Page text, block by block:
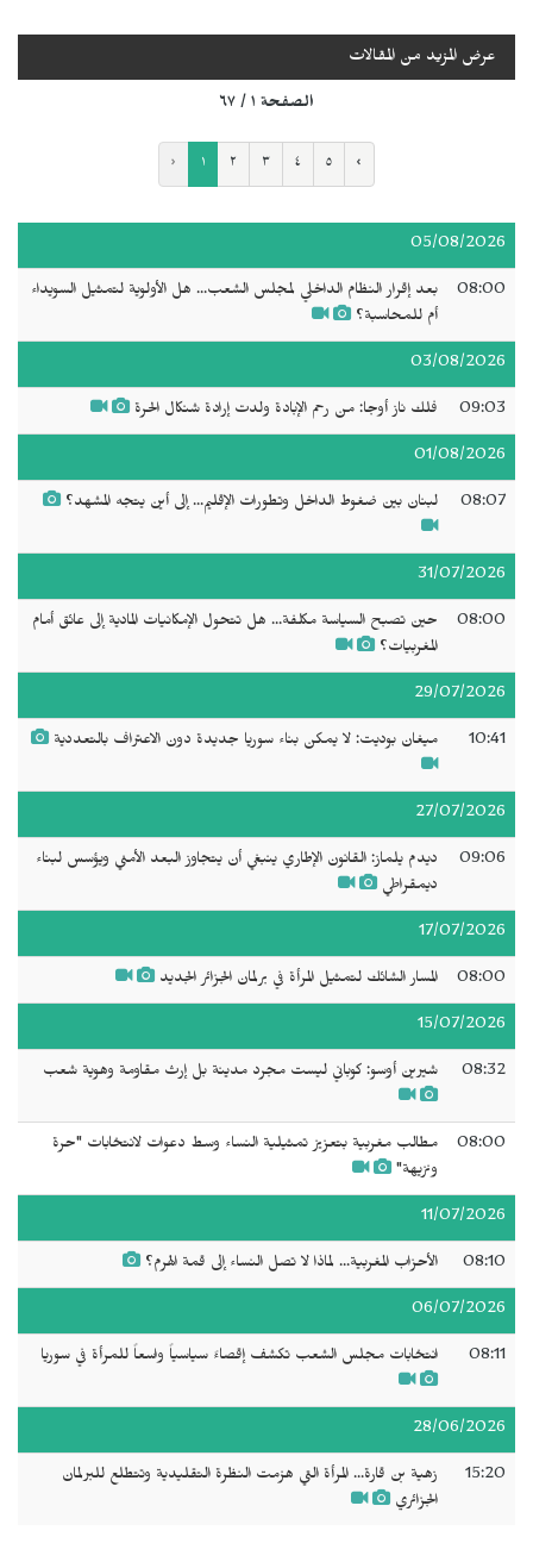
عرض المزيد من المقالات
الصفحة ١ / ٦٧
‹ ١ ٢ ٣ ٤ ٥ ›
05/08/2026
08:00
بعد إقرار النظام الداخلي لمجلس الشعب... هل الأولوية لتمثيل السويداء
أم للمحاسبة؟
03/08/2026
09:03 فلك ناز أوجا: من رحم الإبادة ولدت إرادة شنكال الحرة
01/08/2026
08:07 لبنان بين ضغوط الداخل وتطورات الإقليم... إلى أين يتجه المشهد؟
31/07/2026
08:00
حين تصبح السياسة مكلفة... هل تتحول الإمكانيات المادية إلى عائق أمام
المغربيات؟
29/07/2026
10:41 ميغان بوديت: لا يمكن بناء سوريا جديدة دون الاعتراف بالتعددية
27/07/2026
09:06
ديدم يلماز: القانون الإطاري ينبغي أن يتجاوز البعد الأمني ويؤسس لبناء
ديمقراطي
17/07/2026
08:00 المسار الشائك لتمثيل المرأة في برلمان الجزائر الجديد
15/07/2026
08:32 شيرين أوسو: كوباني ليست مجرد مدينة بل إرث مقاومة وهوية شعب
08:00
مطالب مغربية بتعزيز تمثيلية النساء وسط دعوات لانتخابات "حرة
ونزيهة"
11/07/2026
08:10 الأحزاب المغربية... لماذا لا تصل النساء إلى قمة الهرم؟
06/07/2026
08:11 انتخابات مجلس الشعب تكشف إقصاءً سياسياً واسعاً للمرأة في سوريا
28/06/2026
15:20
زهية بن قارة... المرأة التي هزمت النظرة التقليدية وتتطلع للبرلمان
الجزائري